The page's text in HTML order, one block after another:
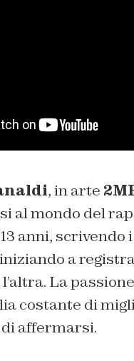
, in arte
al mondo del
anni, scrivendo
a
La
costante di
di affermarsi.